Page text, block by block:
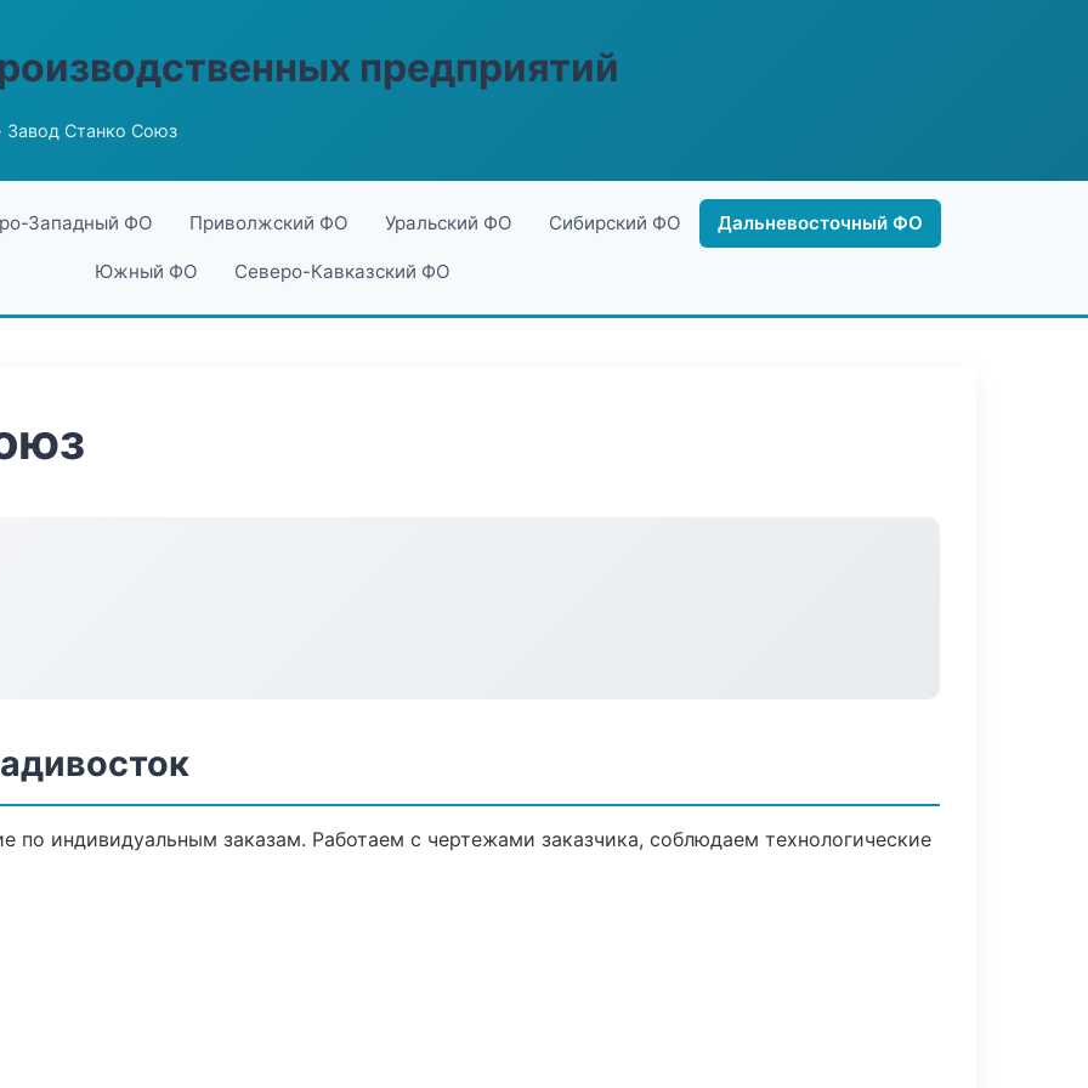
предприятий
Завод Станко Союз
Западный ФО Приволжский ФО Уральский ФО Сибирский ФО Дальневосточный ФО
Южный ФО Северо-Кавказский ФО
по индивидуальным заказам. Работаем с чертежами заказчика, соблюдаем технологические